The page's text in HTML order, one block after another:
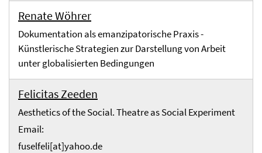
Renate Wöhrer
Dokumentation als emanzipatorische Praxis -
Künstlerische Strategien zur Darstellung von Arbeit
unter globalisierten Bedingungen
Felicitas Zeeden
Aesthetics of the Social. Theatre as Social Experiment
Email:
fuselfeli[at]yahoo.de